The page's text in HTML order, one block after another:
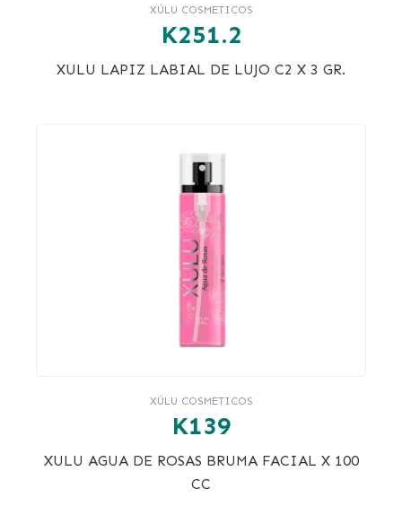
XÚLU COSMETICOS
K251.2
XULU LAPIZ LABIAL DE LUJO C2 X 3 GR.
XÚLU COSMETICOS
K139
XULU AGUA DE ROSAS BRUMA FACIAL X 100
CC